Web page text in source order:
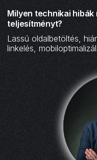
Milyen technikai hibák
teljesítményt?
Lassú oldalbetöltés,
linkelés,